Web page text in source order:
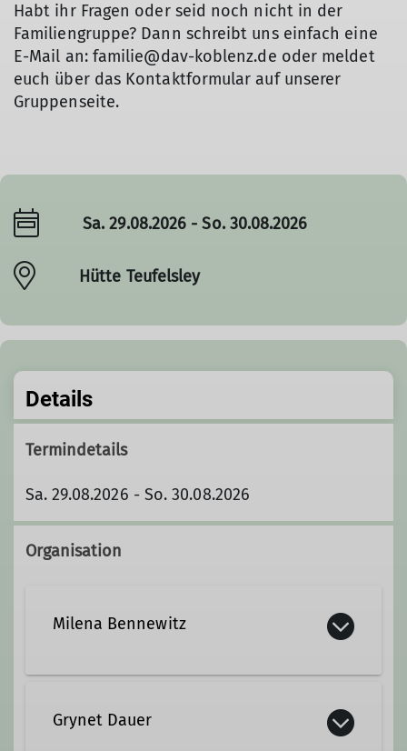
Habt ihr Fragen oder seid noch nicht in der
Familiengruppe? Dann schreibt uns einfach eine
E-Mail an: familie@dav-koblenz.de oder meldet
euch über das Kontaktformular auf unserer
Gruppenseite.
Sa. 29.08.2026 - So. 30.08.2026
Hütte Teufelsley
Details
Termindetails
Sa. 29.08.2026 - So. 30.08.2026
Organisation
Milena Bennewitz
koblenz.de
Grynet Dauer